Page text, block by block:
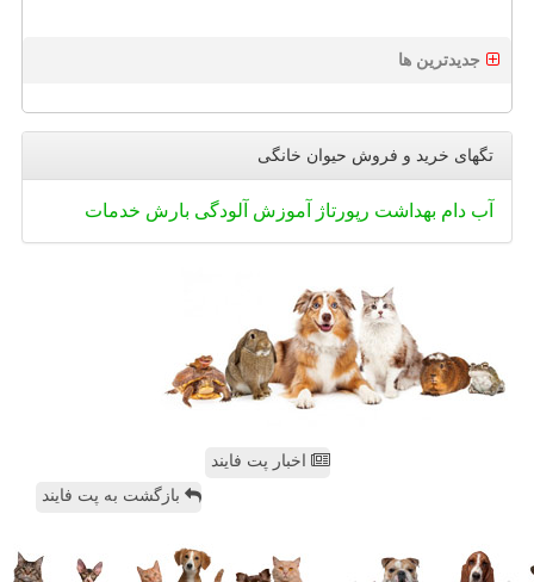
جدیدترین ها
تگهای خرید و فروش حیوان خانگی
آب دام بهداشت رپورتاژ آموزش آلودگی بارش خدمات
اخبار پت فایند
بازگشت به پت فایند